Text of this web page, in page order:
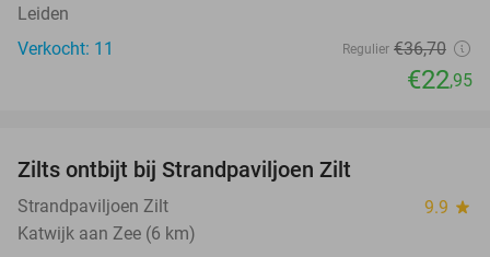
Leiden
Verkocht: 11
Regulier €36,70
€22,95
Zilts ontbijt bij Strandpaviljoen Zilt
Strandpaviljoen Zilt 9.9 star
Katwijk aan Zee (6 km)